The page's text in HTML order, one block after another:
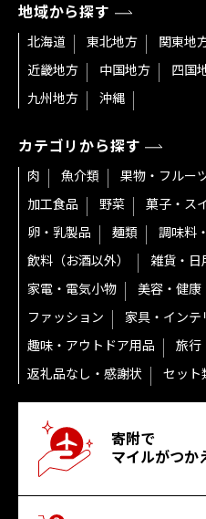
地域から探す
北海道 東北地方 関東地
近畿地方
中国地方
四国
九州地方
沖縄
カテゴリから探す
肉 魚介類 果物・フルー
加工食品
野菜
菓子・ス
卵・乳製品
麺類 調味料
飲料（お酒以外）
雑貨・日
家電・電気小物
美容・健康
ファッション
家具・インテ
趣味・アウトドア用品
旅行
返礼品なし・感謝状
セット
寄附で
マイルがつか